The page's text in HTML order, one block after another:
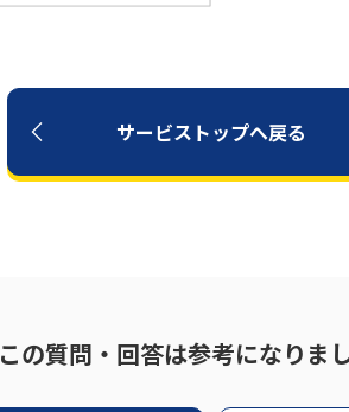
サービストップへ戻る
この質問・回答は参考になりま